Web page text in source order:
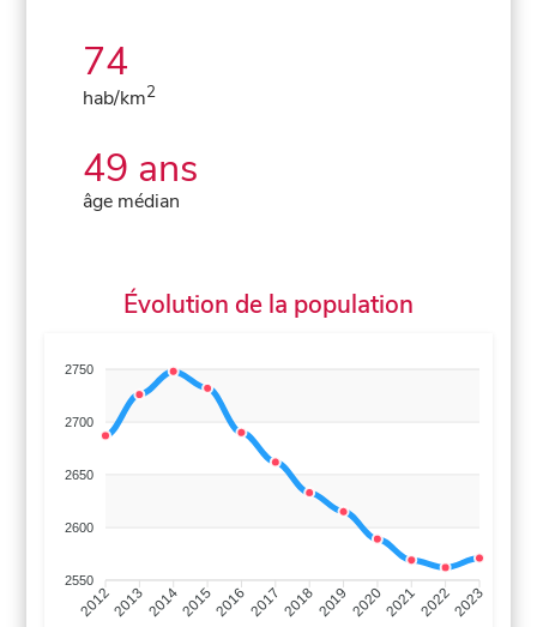
74
hab/km2
49 ans
âge médian
Évolution de la population
2750
2700
2650
2600
2550
201220132014201520162017 20182019 2020202120222023